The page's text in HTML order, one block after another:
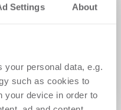
Settings About
your personal data, e.g.
such as cookies to
your device in order to